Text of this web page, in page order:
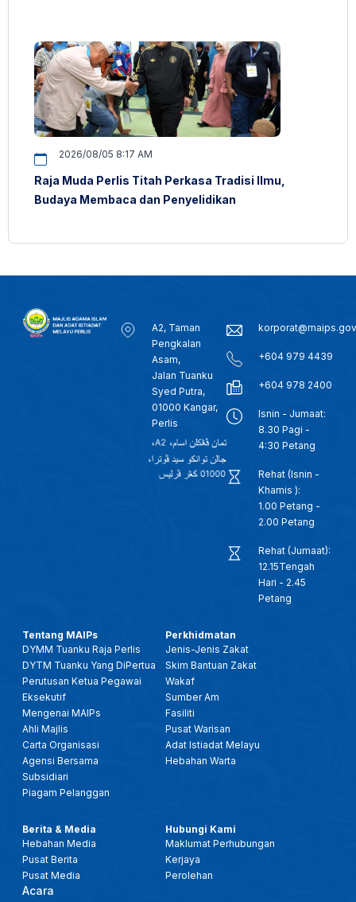
2026/08/05 8:17 AM
Raja Muda Perlis Titah Perkasa Tradisi Ilmu,
Budaya Membaca dan Penyelidikan
A2, Taman
Pengkalan
Asam,
Jalan Tuanku
Syed Putra,
01000 Kangar,
Perlis
+604 979 4439
+604 978 2400
Isnin - Jumaat:
8.30 Pagi -
4:30 Petang
Rehat (Isnin -
Khamis ):
1.00 Petang -
2.00 Petang
Rehat (Jumaat):
12.15Tengah
Hari - 2.45
Petang
Tentang MAIPs
DYMM Tuanku Raja Perlis
DYTM Tuanku Yang DiPertua
Perutusan Ketua Pegawai
Eksekutif
Mengenai MAIPs
Ahli Majlis
Carta Organisasi
Agensi Bersama
Subsidiari
Piagam Pelanggan
Perkhidmatan
Jenis-Jenis Zakat
Skim Bantuan Zakat
Wakaf
Sumber Am
Fasiliti
Pusat Warisan
Adat Istiadat Melayu
Hebahan Warta
Berita & Media
Hebahan Media
Pusat Berita
Pusat Media
Acara
Hubungi Kami
Maklumat Perhubungan
Kerjaya
Perolehan